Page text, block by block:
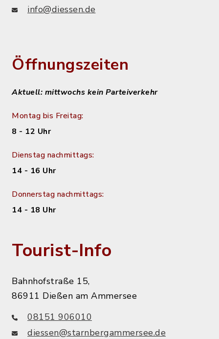
info@diessen.de
Öffnungszeiten
Aktuell: mittwochs kein Parteiverkehr
Montag bis Freitag:
8 - 12 Uhr
Dienstag nachmittags:
14 - 16 Uhr
Donnerstag nachmittags:
14 - 18 Uhr
Tourist-Info
Bahnhofstraße 15,
86911 Dießen am Ammersee
08151 906010
diessen@starnbergammersee.de